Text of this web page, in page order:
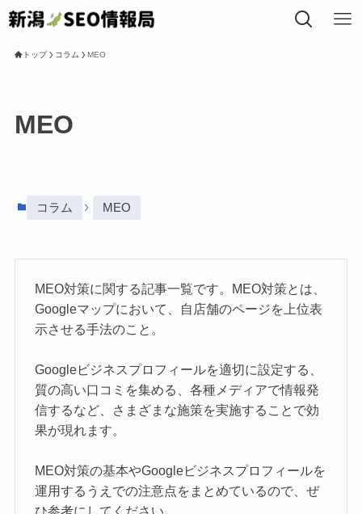
事業内容
局長プロフィール
新潟SEO情報局のメンバー
プライバシーポリシー
お問い合わせ SEO無料相談
トップ コラム MEO
MEO
コラム MEO
MEO対策に関する記事一覧です。MEO対策とは、
Googleマップにおいて、自店舗のページを上位表
示させる手法のこと。
Googleビジネスプロフィールを適切に設定する、
質の高い口コミを集める、各種メディアで情報発
信するなど、さまざまな施策を実施することで効
果が現れます。
MEO対策の基本やGoogleビジネスプロフィールを
運用するうえでの注意点をまとめているので、ぜ